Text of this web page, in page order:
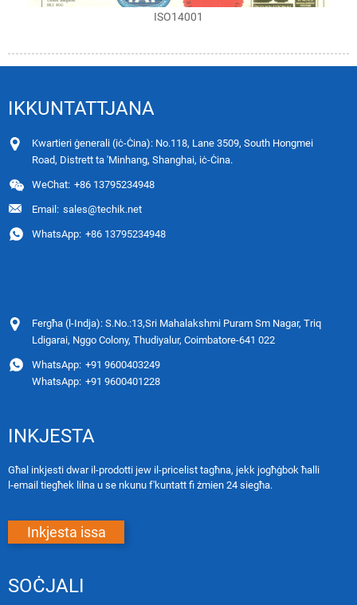
ISO14001
IKKUNTATTJANA
Kwartieri ġenerali (iċ-Ċina): No.118, Lane 3509, South Hongmei
Road, Distrett ta 'Minhang, Shanghai, iċ-Ċina.
WeChat: +86 13795234948
Email: sales@techik.net
WhatsApp: +86 13795234948
Fergħa (l-Indja): S.No.:13,Sri Mahalakshmi Puram Sm Nagar, Triq
Ldigarai, Nggo Colony, Thudiyalur, Coimbatore-641 022
WhatsApp: +91 9600403249
WhatsApp: +91 9600401228
INKJESTA
Għal inkjesti dwar il-prodotti jew il-pricelist tagħna, jekk jogħġbok ħalli
l-email tiegħek lilna u se nkunu f'kuntatt fi żmien 24 siegħa.
Inkjesta issa
SOĊJALI